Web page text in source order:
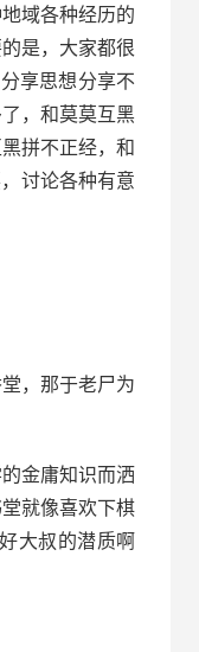
域各种经历的
是，大家都很
享思想分享不
，和莫莫互黑
拼不正经，和
讨论各种有意
，那于老尸为
金庸知识而洒
就像喜欢下棋
大叔的潜质啊